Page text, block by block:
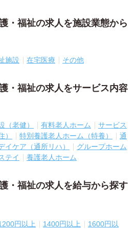
・福祉の求人を施設業態から
施設 在宅医療 その他
・福祉の求人をサービス内容
（老健） 有料老人ホーム
サービス
）
特別養護老人ホーム（特養）
通
イケア（通所リハ）
グループホーム
テイ 養護老人ホーム
・福祉の求人を給与から探す
円以上 1400円以上
1600円以